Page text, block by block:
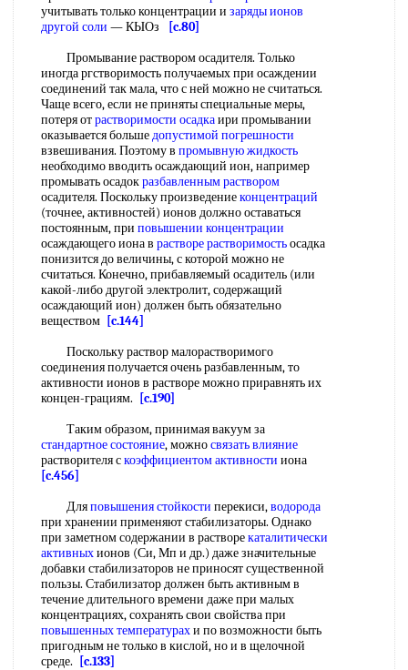
учитывать только концентрации и заряды ионов
другой соли — КЫОз
[c.80]
Промывание раствором осадителя. Только
иногда ргстворимость получаемых при осаждении
соединений так мала, что с ней можно не считаться.
Чаще всего, если не приняты специальные меры,
потеря отрастворимости осадкаири промывании
оказывается большедопустимой погрешности
взвешивания. Поэтому в промывную жидкость
необходимо вводить осаждающий ион, например
промывать осадокразбавленным раствором
осадителя. Поскольку произведениеконцентраций
(точнее, активностей) ионов должно оставаться
постоянным, при повышении концентрации
осаждающего иона в растворе растворимостьосадка
понизится до величины, с которой можно не
считаться. Конечно, прибавляемый осадитель (или
какой-либо другой электролит, содержащий
осаждающий ион) должен быть обязательно
веществом [c.144]
Поскольку раствор малорастворимого
соединения получается очень разбавленным, то
активности ионов в растворе можно приравнять их
концен-грациям.
[c.190]
Таким образом, принимая вакуум за
стандартное состояние, можносвязать влияние
растворителя скоэффициентом активности иона
[c.456]
Дляповышения стойкости перекиси,водорода
при хранении применяют стабилизаторы. Однако
при заметном содержании в растворекаталитически
активныхионов (Си, Мп и др.) даже значительные
добавки стабилизаторов не приносят существенной
пользы. Стабилизатор должен быть активным в
течение длительного времени даже при малых
концентрациях, сохранять свои свойства при
повышенных температурахи по возможности быть
пригодным не только в кислой, но и в щелочной
среде.
[c.133]